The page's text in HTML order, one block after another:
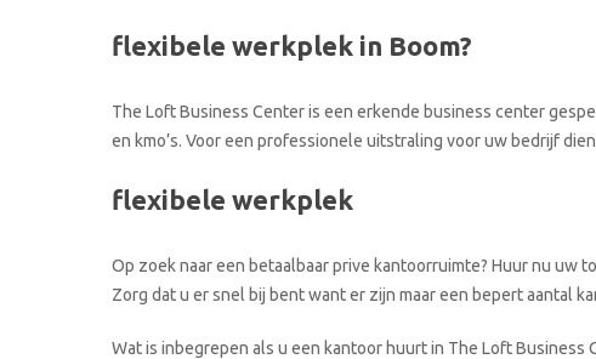
flexibele werkplek in Boom?
The Loft Business Center is een erkende business center
en kmo’s. Voor een professionele uitstraling voor uw bedrijf
flexibele werkplek
Op zoek naar een betaalbaar prive kantoorruimte? Huur nu
Zorg dat u er snel bij bent want er zijn maar een bepert aantal
Wat is inbegrepen als u een kantoor huurt in The Loft Business